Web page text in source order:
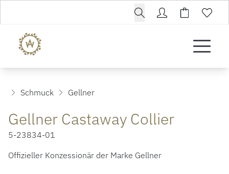
Schmuck Gellner
Gellner Castaway Collier
5-23834-01
Offizieller Konzessionär der Marke Gellner